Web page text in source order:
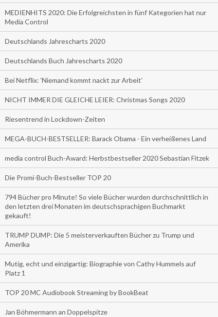
MEDIENHITS 2020: Die Erfolgreichsten in fünf Kategorien hat nur
Media Control
Deutschlands Jahrescharts 2020
Deutschlands Buch Jahrescharts 2020
Bei Netflix: 'Niemand kommt nackt zur Arbeit'
NICHT IMMER DIE GLEICHE LEIER: Christmas Songs 2020
Riesentrend in Lockdown-Zeiten
MEGA-BUCH-BESTSELLER: Barack Obama - Ein verheißenes Land
media control Buch-Award: Herbstbestseller 2020 Sebastian Fitzek
Die Promi-Buch-Bestseller TOP 20
794 Bücher pro Minute! So viele Bücher wurden durchschnittlich in
den letzten drei Monaten im deutschsprachigen Buchmarkt
gekauft!
TRUMP DUMP: Die 5 meisterverkauften Bücher zu Trump und
Amerika
Mutig, echt und einzigartig: Biographie von Cathy Hummels auf
Platz 1
TOP 20 MC Audiobook Streaming by BookBeat
Jan Böhmermann an Doppelspitze